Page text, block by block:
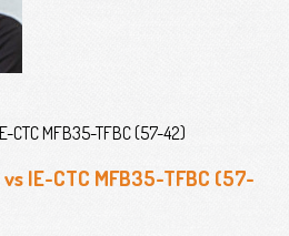
IE-CTC MFB35-TFBC (57-